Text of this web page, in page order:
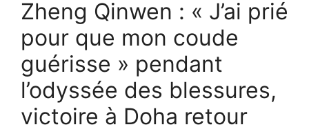
Zheng Qinwen : « J’ai prié
pour que mon coude
guérisse » pendant
l’odyssée des blessures,
victoire à Doha retour